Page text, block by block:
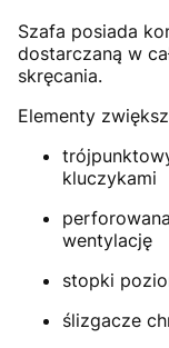
Szafa posiada
dostarczaną w
skręcania.
Elementy
kluczykami
wentylację
stopki
ślizgacze